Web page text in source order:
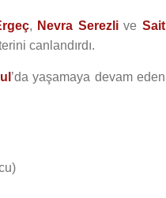
, Nevra SerezliveSait
canlandırdı.
’da yaşamaya devam eden